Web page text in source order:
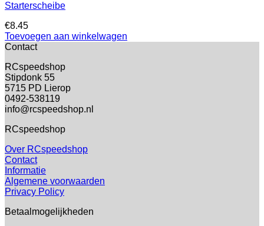
Starterscheibe
€8.45
Toevoegen aan winkelwagen
Contact
RCspeedshop
Stipdonk 55
5715 PD Lierop
0492-538119
info@rcspeedshop.nl
RCspeedshop
Over RCspeedshop
Contact
Informatie
Algemene voorwaarden
Privacy Policy
Betaalmogelijkheden